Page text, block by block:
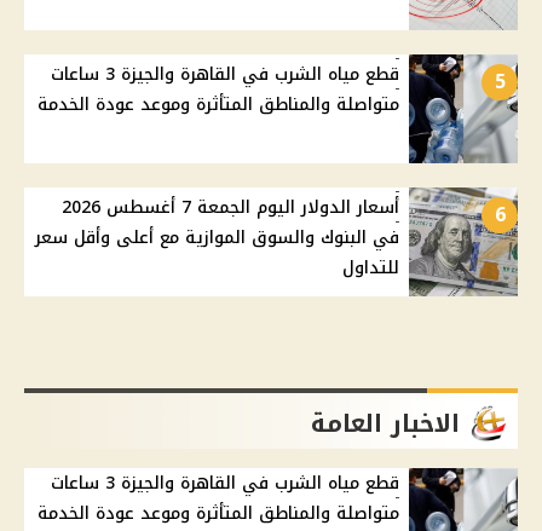
5
قطع مياه الشرب في القاهرة والجيزة 3 ساعات
متواصلة والمناطق المتأثرة وموعد عودة الخدمة
6
أسعار الدولار اليوم الجمعة 7 أغسطس 2026
في البنوك والسوق الموازية مع أعلى وأقل سعر
للتداول
الاخبار العامة
قطع مياه الشرب في القاهرة والجيزة 3 ساعات
متواصلة والمناطق المتأثرة وموعد عودة الخدمة